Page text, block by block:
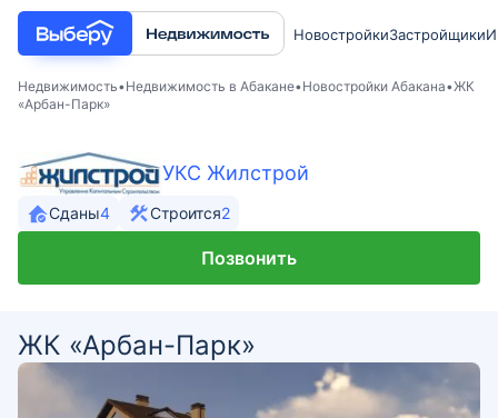
НовостройкиЗастройщики
Недвижимость Недвижимость в Абакане Новостройки Абакана ЖК
«Арбан-Парк»
УКС Жилстрой
Сданы4 Строится2
Позвонить
ЖК «Арбан-Парк»